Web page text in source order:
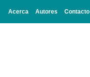
Acerca Autores Contacto